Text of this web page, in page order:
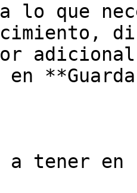
lo que
adicional
a tener en